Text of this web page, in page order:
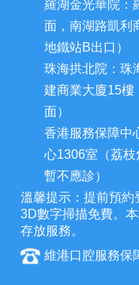
羅湖金光華院：
面，南湖路凱利
地鐵站B出口）
珠海拱北院：珠
建商業大廈15樓
面）
香港服務保障中
心1306室（荔
暫不應診）
溫馨提示：提前預約
3D數字掃描免費。
存放服務。
維港口腔服務保